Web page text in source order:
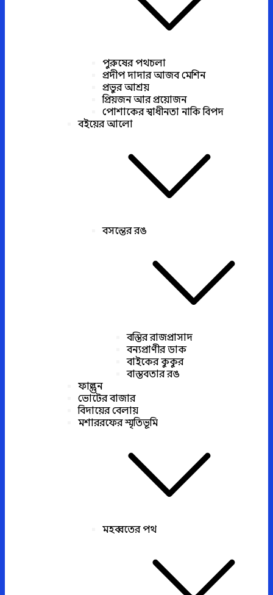
পুরুষের পথচলা
প্রদীপ দাদার আজব মেশিন
প্রভুর আশ্রয়
প্রিয়জন আর প্রয়োজন
পোশাকের স্বাধীনতা নাকি বিপদ
বইয়ের আলো
বসন্তের রঙ
বস্তির রাজপ্রাসাদ
বন্যপ্রাণীর ডাক
বাইকের কুকুর
বাস্তবতার রঙ
ফাল্গুন
ভোটের বাজার
বিদায়ের বেলায়
মশাররফের স্মৃতিভূমি
মহব্বতের পথ